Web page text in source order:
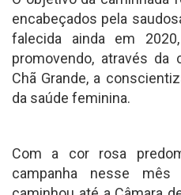
encabeçados pela
falecida ainda em
promovendo, através da
Chã Grande, a
da saúde feminina.
Com a cor rosa
campanha nesse